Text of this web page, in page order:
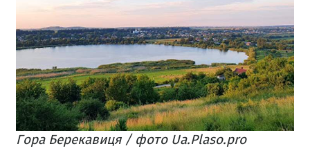
Гора Берекавиця / фото Ua.Plaso.pro